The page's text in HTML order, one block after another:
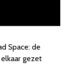
Space: de
gezet